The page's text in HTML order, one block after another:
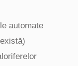
automate